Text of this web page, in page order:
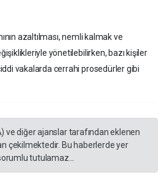
azaltılması, nemli kalmak ve
yönetilebilirken, bazı kişiler
vakalarda cerrahi prosedürler gibi
ve diğer ajanslar tarafından eklenen
çekilmektedir. Bu haberlerde yer
tutulamaz...